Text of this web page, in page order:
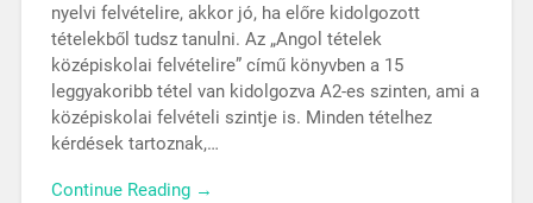
nyelvi felvételire, akkor jó, ha előre kidolgozott
tételekből tudsz tanulni. Az „Angol tételek
középiskolai felvételire” című könyvben a 15
leggyakoribb tétel van kidolgozva A2-es szinten, ami a
középiskolai felvételi szintje is. Minden tételhez
kérdések tartoznak,…
Continue Reading →